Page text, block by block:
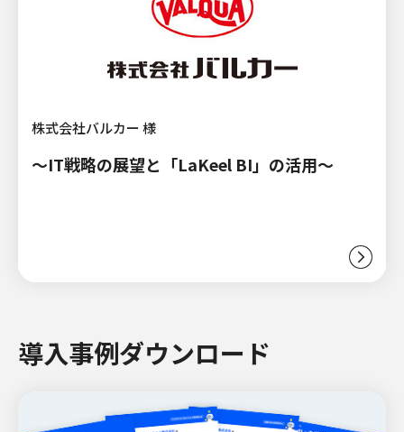
株式会社バルカー 様
～IT戦略の展望と「LaKeel BI」の活用～
導入事例ダウンロード